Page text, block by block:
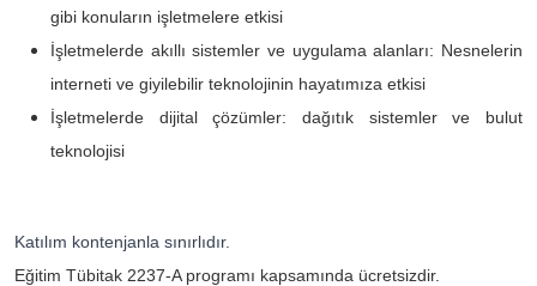
gibi konuların işletmelere etkisi
İşletmelerde akıllı sistemler ve uygulama alanları: Nesnelerin
interneti ve giyilebilir teknolojinin hayatımıza etkisi
İşletmelerde dijital çözümler: dağıtık sistemler ve bulut
teknolojisi
Katılım kontenjanla sınırlıdır.
Eğitim Tübitak 2237-A programı kapsamında ücretsizdir.